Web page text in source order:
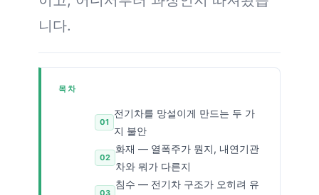
니다.
목차
전기차를 망설이게 만드는 두 가
지 불안
화재 — 열폭주가 뭔지, 내연기관
차와 뭐가 다른지
침수 — 전기차 구조가 오히려 유